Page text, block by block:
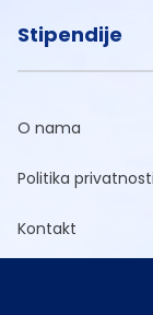
Stipendije
O nama
Politika privatnosti
Kontakt